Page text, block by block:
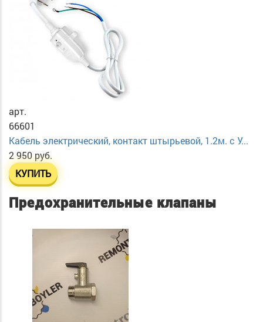
арт.
66601
Кабель электрический, контакт штырьевой, 1.2м. с У...
2 950 руб.
КУПИТЬ
Предохранительные клапаны